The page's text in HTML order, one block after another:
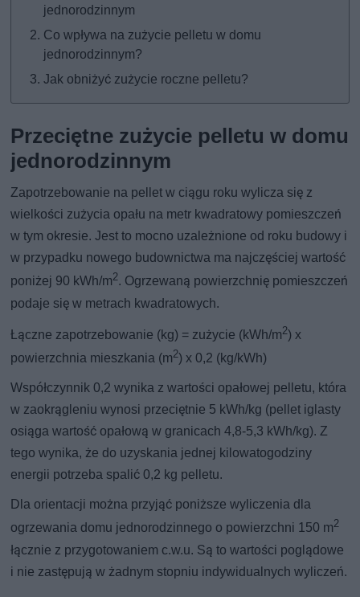
jednorodzinnym
Co wpływa na zużycie pelletu w domu
jednorodzinnym?
Jak obniżyć zużycie roczne pelletu?
Przeciętne zużycie pelletu w domu
jednorodzinnym
Zapotrzebowanie na pellet w ciągu roku wylicza się z
wielkości zużycia opału na metr kwadratowy pomieszczeń
w tym okresie. Jest to mocno uzależnione od roku budowy i
w przypadku nowego budownictwa ma najczęściej wartość
poniżej 90 kWh/m2. Ogrzewaną powierzchnię pomieszczeń
podaje się w metrach kwadratowych.
Łączne zapotrzebowanie (kg) = zużycie (kWh/m2) x
powierzchnia mieszkania (m2) x 0,2 (kg/kWh)
Współczynnik 0,2 wynika z wartości opałowej pelletu, która
w zaokrągleniu wynosi przeciętnie 5 kWh/kg (pellet iglasty
osiąga wartość opałową w granicach 4,8-5,3 kWh/kg). Z
tego wynika, że do uzyskania jednej kilowatogodziny
energii potrzeba spalić 0,2 kg pelletu.
Dla orientacji można przyjąć poniższe wyliczenia dla
ogrzewania domu jednorodzinnego o powierzchni 150 m2
łącznie z przygotowaniem c.w.u. Są to wartości poglądowe
i nie zastępują w żadnym stopniu indywidualnych wyliczeń.